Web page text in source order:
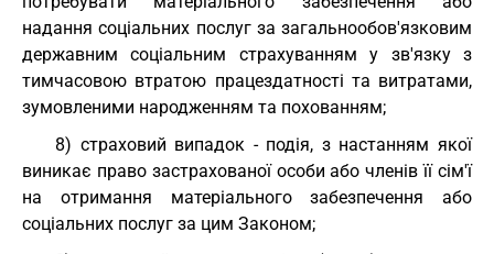
надання соціальних послуг за загальнообов'язковим
державним соціальним страхуванням у зв'язку з
тимчасовою втратою працездатності та витратами,
зумовленими народженням та похованням;
8) страховий випадок - подія, з настанням якої
виникає право застрахованої особи або членів її сім'ї
на отримання матеріального забезпечення або
соціальних послуг за цим Законом;